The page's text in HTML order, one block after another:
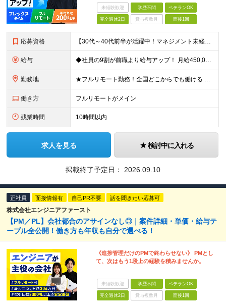
未経験歓迎 学歴不問 ベテランOK
完全週休2日 賞与複数月 面接1回
応募資格 【30代～40代前半が活躍中！マネジメント未経験歓迎】 ●エンジニアとしての実務経験を3年以上お持ちの方 （開発言語や担当フェーズは不問） ●学歴不問 ★「PLやPMにステップアップしたい」 「後輩
給与 ◆社員の9割が前職より給与アップ！ 月給450,000円～531,500円+賞与＋インセンティブ ※経験・スキルを考慮の上、優遇いたします ※残業代につきましては、面接時にご説明させていただきます
勤務地 ★フルリモート勤務！全国どこからでも働ける ＼一人にならない！帰属意識を感じながら働ける／ リモートでもメンバー間のやり取りをスムーズに行えるように、 当社ではLINEグループを導入。活発なコミュニ
働き方 フルリモートがメイン
残業時間 10時間以内
求人を見る 検討中に入れる
掲載終了予定日： 2026.09.10
正社員 面接情報有 自己PR不要 話を聞きたい応募可
株式会社エンジニアファースト
【PM／PL】会社都合のアサインなし◎｜案件詳細・単価・給与テ
ーブル全公開！働き方も年収も自分で選べる！
《進捗管理だけのPMで終わらせない》 PMとし
て、次はもう1段上の経験を積みませんか。
未経験歓迎 学歴不問 ベテランOK
完全週休2日 賞与複数月 面接1回